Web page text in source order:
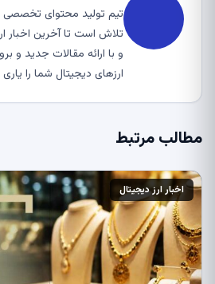
تیم تولید محتوای تخصصی
تلاش است تا آخرین اخبار
و با ارائه مقالات جدید و
ارزهای دیجیتال شما را
مطالب مرتبط
اخبار ارز دیجیتال